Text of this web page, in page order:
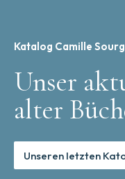
Katalog Camille
Unser
alter
Unseren letzten